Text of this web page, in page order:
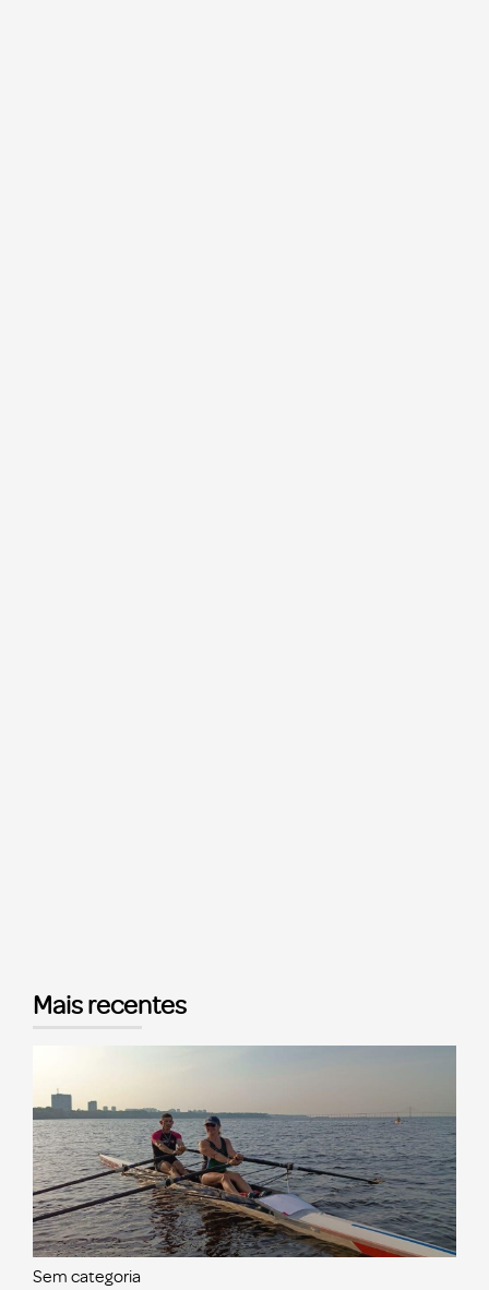
Mais recentes
Sem categoria